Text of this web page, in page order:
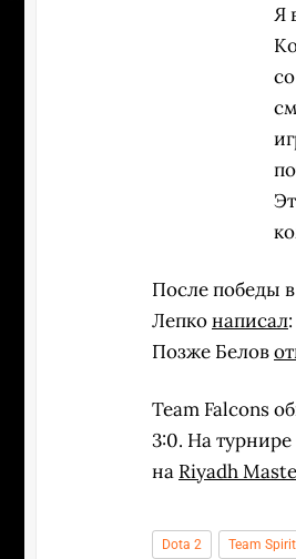
Я
После победы
Лепконаписал
Позже Белов
Team Falcons
3:0. На
на Riyadh
Dota 2 Team Spirit